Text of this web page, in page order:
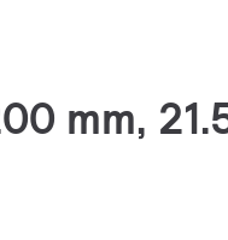
mm,